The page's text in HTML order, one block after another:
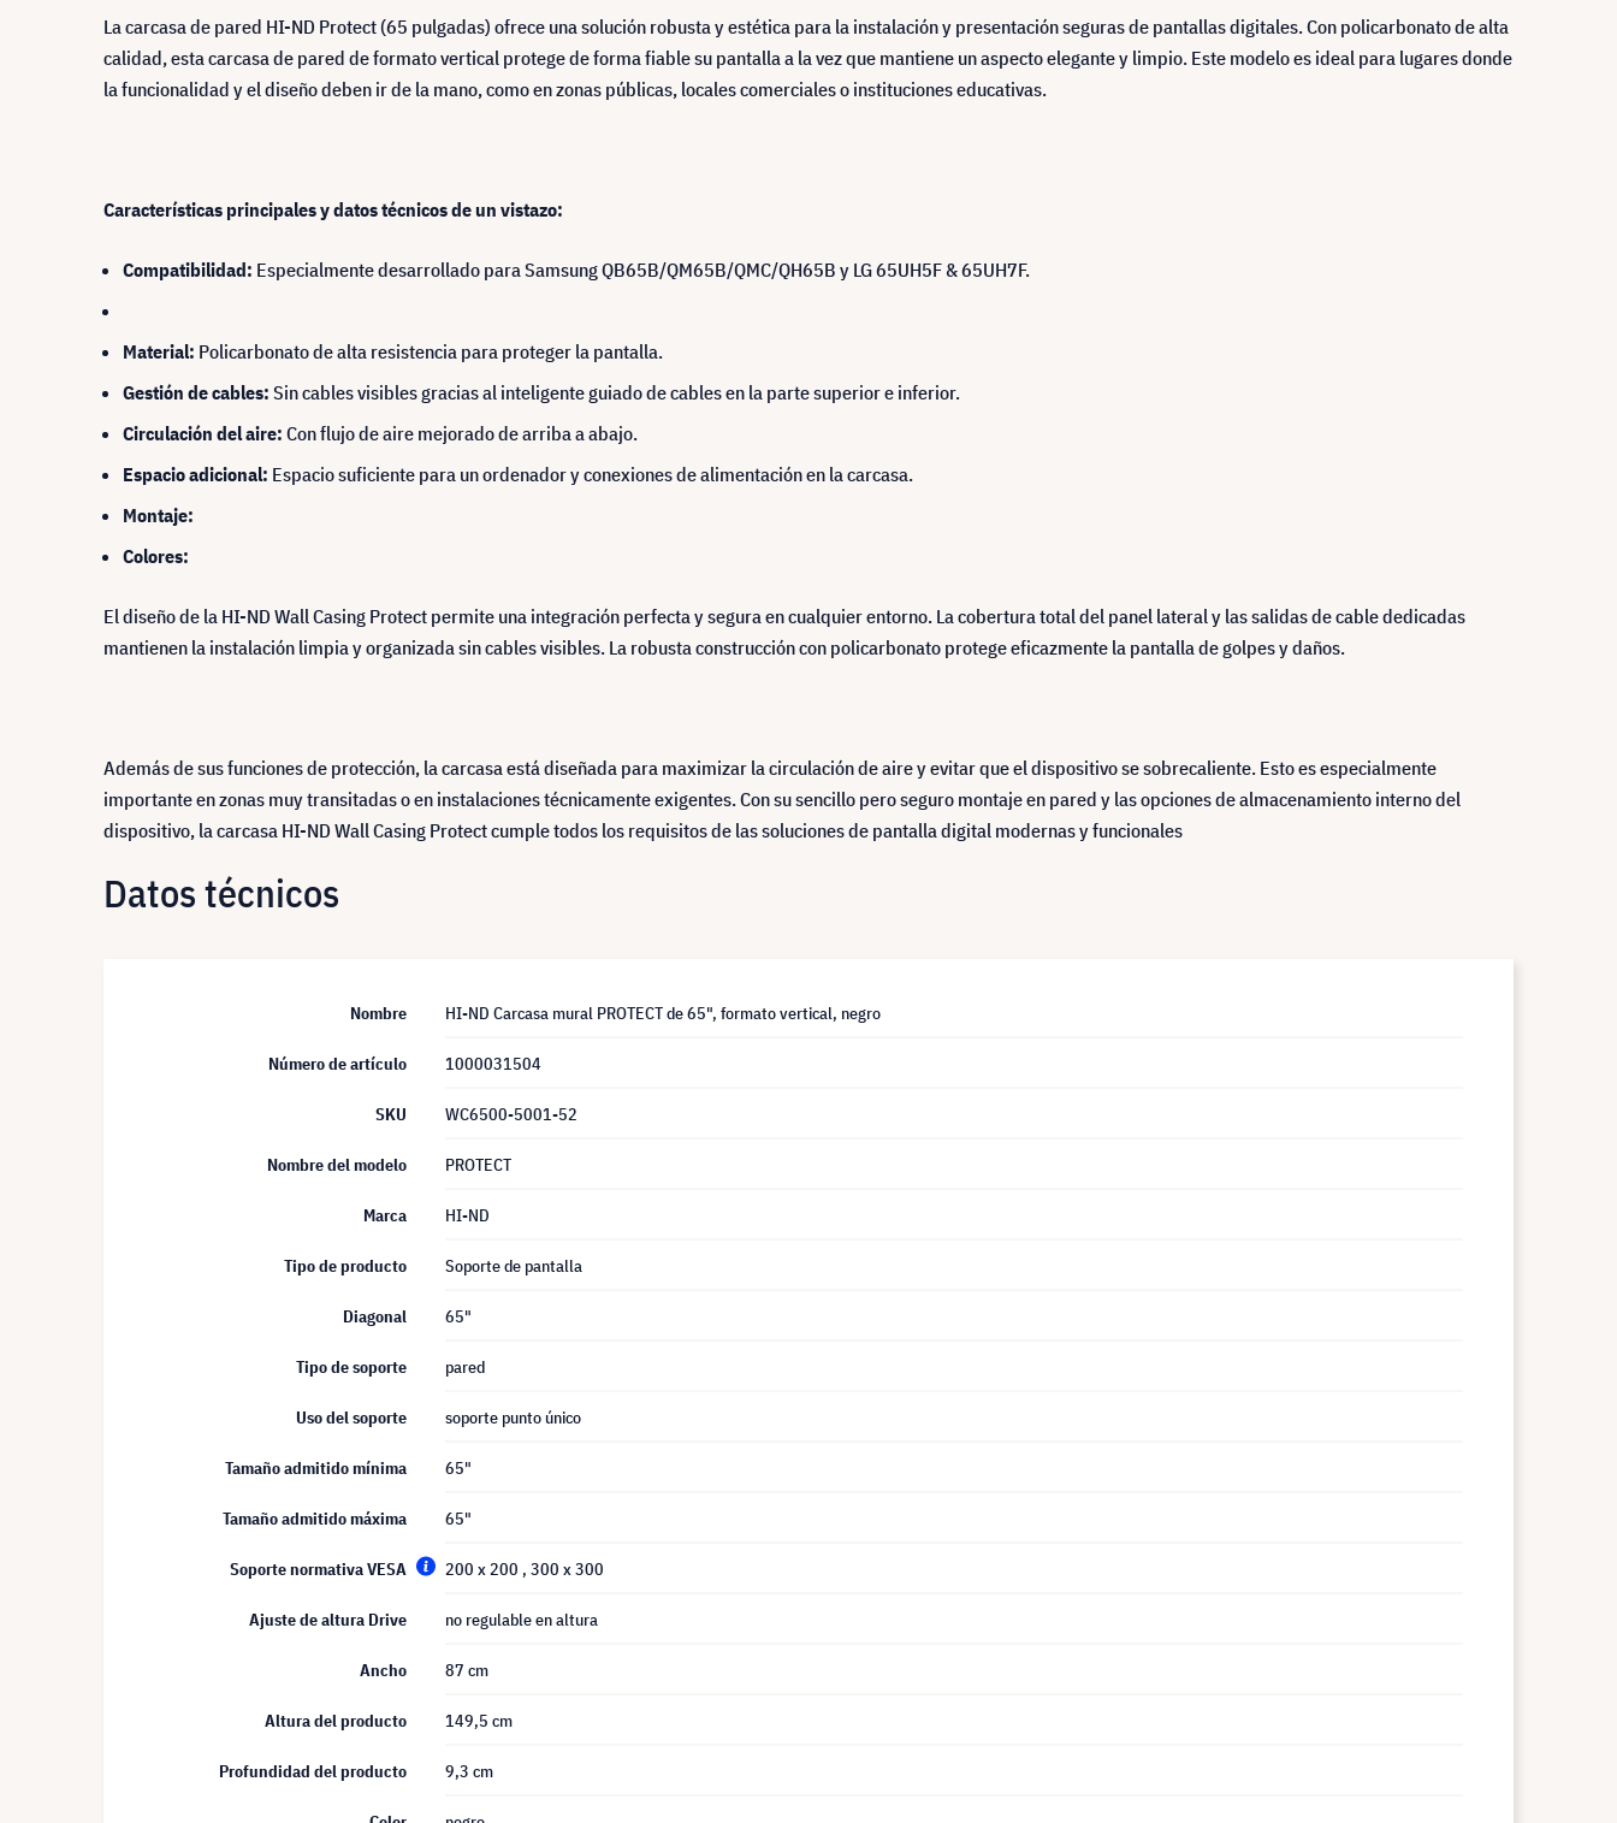
La carcasa de pared HI-ND Protect (65 pulgadas) ofrece una solución robusta y estética para la instalación y presentación seguras de pantallas digitales. Con policarbonato de alta
calidad, esta carcasa de pared de formato vertical protege de forma fiable su pantalla a la vez que mantiene un aspecto elegante y limpio. Este modelo es ideal para lugares donde
la funcionalidad y el diseño deben ir de la mano, como en zonas públicas, locales comerciales o instituciones educativas.
Características principales y datos técnicos de un vistazo:
Compatibilidad: Especialmente desarrollado para Samsung QB65B/QM65B/QMC/QH65B y LG 65UH5F & 65UH7F.
Material: Policarbonato de alta resistencia para proteger la pantalla.
Gestión de cables: Sin cables visibles gracias al inteligente guiado de cables en la parte superior e inferior.
Circulación del aire: Con flujo de aire mejorado de arriba a abajo.
Espacio adicional: Espacio suficiente para un ordenador y conexiones de alimentación en la carcasa.
Montaje:
Colores:
El diseño de la HI-ND Wall Casing Protect permite una integración perfecta y segura en cualquier entorno. La cobertura total del panel lateral y las salidas de cable dedicadas
mantienen la instalación limpia y organizada sin cables visibles. La robusta construcción con policarbonato protege eficazmente la pantalla de golpes y daños.
Además de sus funciones de protección, la carcasa está diseñada para maximizar la circulación de aire y evitar que el dispositivo se sobrecaliente. Esto es especialmente
importante en zonas muy transitadas o en instalaciones técnicamente exigentes. Con su sencillo pero seguro montaje en pared y las opciones de almacenamiento interno del
dispositivo, la carcasa HI-ND Wall Casing Protect cumple todos los requisitos de las soluciones de pantalla digital modernas y funcionales
Datos técnicos
Nombre HI-ND Carcasa mural PROTECT de 65", formato vertical, negro
Número de artículo 1000031504
SKU WC6500-5001-52
Nombre del modelo PROTECT
Marca HI-ND
Tipo de producto Soporte de pantalla
Diagonal 65"
Tipo de soporte pared
Uso del soporte soporte punto único
Tamaño admitido mínima 65"
Tamaño admitido máxima 65"
Soporte normativa VESA 200 x 200 , 300 x 300
Ajuste de altura Drive no regulable en altura
Ancho 87 cm
Altura del producto 149,5 cm
Profundidad del producto 9,3 cm